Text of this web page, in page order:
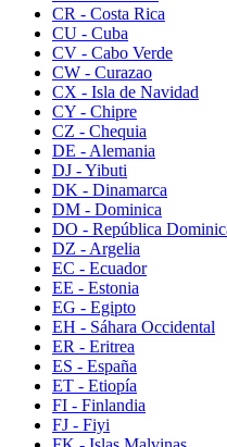
CR - Costa Rica
CU - Cuba
CV - Cabo Verde
CW - Curazao
CX - Isla de Navidad
CY - Chipre
CZ - Chequia
DE - Alemania
DJ - Yibuti
DK - Dinamarca
DM - Dominica
DO - República
DZ - Argelia
EC - Ecuador
EE - Estonia
EG - Egipto
EH - Sáhara Occidental
ER - Eritrea
ES - España
ET - Etiopía
FI - Finlandia
FJ - Fiyi